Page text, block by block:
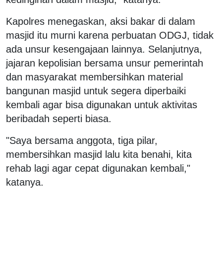
Kapolres menegaskan, aksi bakar di dalam
masjid itu murni karena perbuatan ODGJ, tidak
ada unsur kesengajaan lainnya. Selanjutnya,
jajaran kepolisian bersama unsur pemerintah
dan masyarakat membersihkan material
bangunan masjid untuk segera diperbaiki
kembali agar bisa digunakan untuk aktivitas
beribadah seperti biasa.
"Saya bersama anggota, tiga pilar,
membersihkan masjid lalu kita benahi, kita
rehab lagi agar cepat digunakan kembali,"
katanya.